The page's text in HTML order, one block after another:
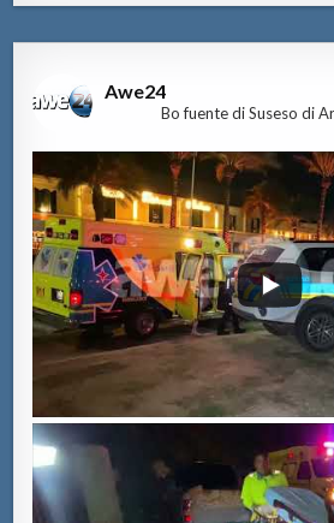
Awe24
Bo fuente di Suseso di